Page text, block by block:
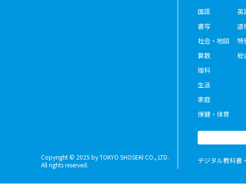
Copyright © 2025 by TOKYO SHOSEKI CO., LTD.
All rights reserved.
国語
書写
社会・地図
算数
理科
生活
家庭
保健・体育
英
道
特
総
デジタル教科書